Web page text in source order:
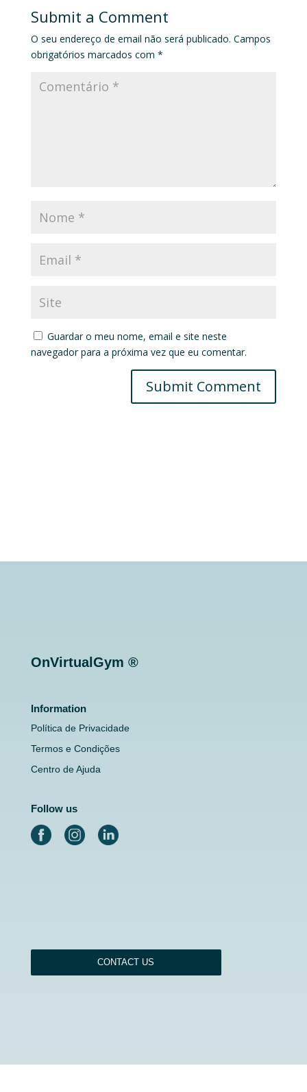
Submit a Comment
O seu endereço de email não será publicado. Campos
obrigatórios marcados com *
Guardar o meu nome, email e site neste
navegador para a próxima vez que eu comentar.
Submit Comment
OnVirtualGym ®
Information
Política de Privacidade
Termos e Condições
Centro de Ajuda
Follow us
CONTACT US